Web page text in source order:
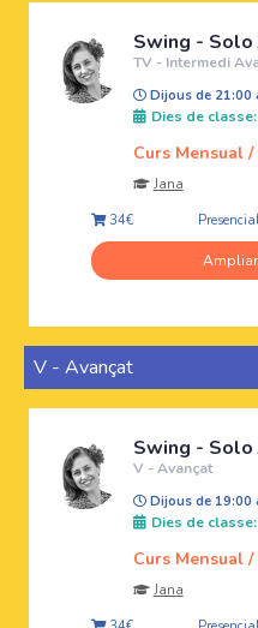
Swing - Solo
TV - Intermedi
Dijous de 21:00
Dies de
Curs Mensual
Jana
34€
Presencial
V - Avançat
Swing - Solo
V - Avançat
Dijous de 19:00
Dies de
Curs Mensual
Jana